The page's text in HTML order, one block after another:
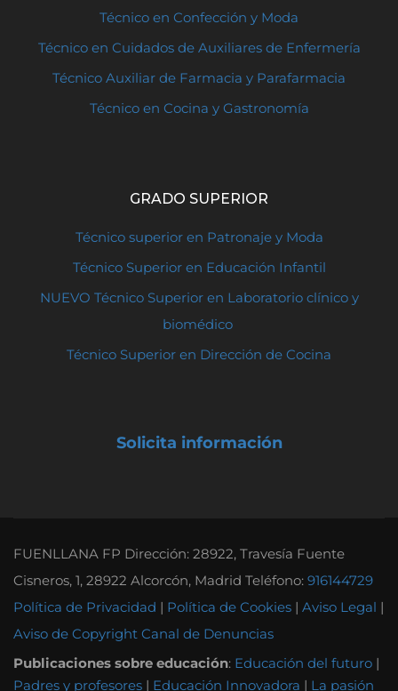
Técnico en Confección y Moda
Técnico en Cuidados de Auxiliares de Enfermería
Técnico Auxiliar de Farmacia y Parafarmacia
Técnico en Cocina y Gastronomía
GRADO SUPERIOR
Técnico superior en Patronaje y Moda
Técnico Superior en Educación Infantil
NUEVO Técnico Superior en Laboratorio clínico y
biomédico
Técnico Superior en Dirección de Cocina
Solicita información
FUENLLANA FP Dirección: 28922, Travesía Fuente
Cisneros, 1, 28922 Alcorcón, Madrid Teléfono: 916144729
Política de Privacidad | Política de Cookies | Aviso Legal |
Aviso de Copyright Canal de Denuncias
Publicaciones sobre educación: Educación del futuro |
Padres y profesores | Educación Innovadora | La pasión